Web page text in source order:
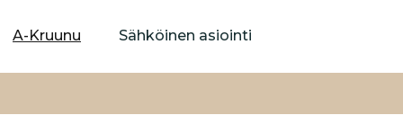
pääsisältöön
A-Kruunu Sähköinen asiointi